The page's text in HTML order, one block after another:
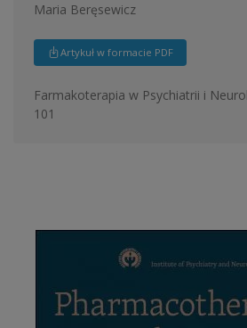
Maria Beręsewicz
Artykuł w formacie PDF
Farmakoterapia w Psychiatrii i
101